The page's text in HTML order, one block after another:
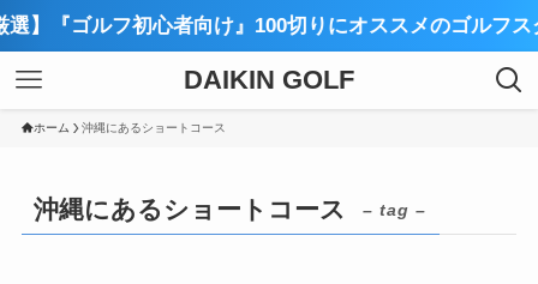
『ゴルフ初心者向け』100切りにオススメのゴルフスク
DAIKIN GOLF
ホーム 沖縄にあるショートコース
沖縄にあるショートコース – tag –